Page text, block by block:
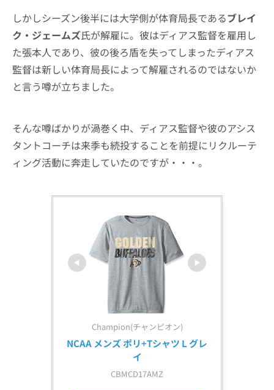
しかしシーズン後半には大学側が体育局長であるブレイ
ク・ジェームズ氏が解雇に。彼はディアス監督を雇用し
た張本人であり、彼の後ろ盾を失ってしまったディアス
監督は新しい体育局長によって解雇されるのではないか
と言う噂が立ちました。
そんな噂ばかりが渦巻く中、ディアス監督や彼のアシス
タントコーチは来季も続投することを前提にリクルーテ
ィング活動に奔走していたのですが・・・。
Champion(チャンピオン)
NCAA メンズ ポリ+Tシャツ L グレ
イ
CBMCD17AMZ